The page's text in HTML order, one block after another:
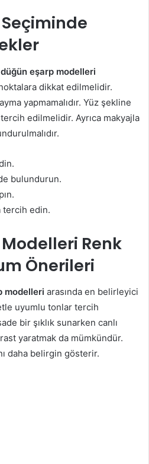
düğün eşarp modelleri
dikkat edilmelidir.
yapmamalıdır. Yüz şekline
edilmelidir. Ayrıca makyajla
bulundurun.
tercih edin.
Renk
Önerileri
modelleri arasında en belirleyici
uyumlu tonlar tercih
bir şıklık sunarken canlı
yaratmak da mümkündür.
daha belirgin gösterir.